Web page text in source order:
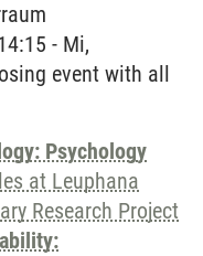
- Mi,
event with all
Psychology
at Leuphana
Research Project